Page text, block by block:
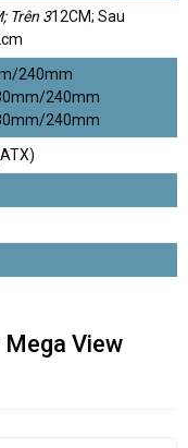
Trên 312CM; Sau
240mm
240mm
240mm
View